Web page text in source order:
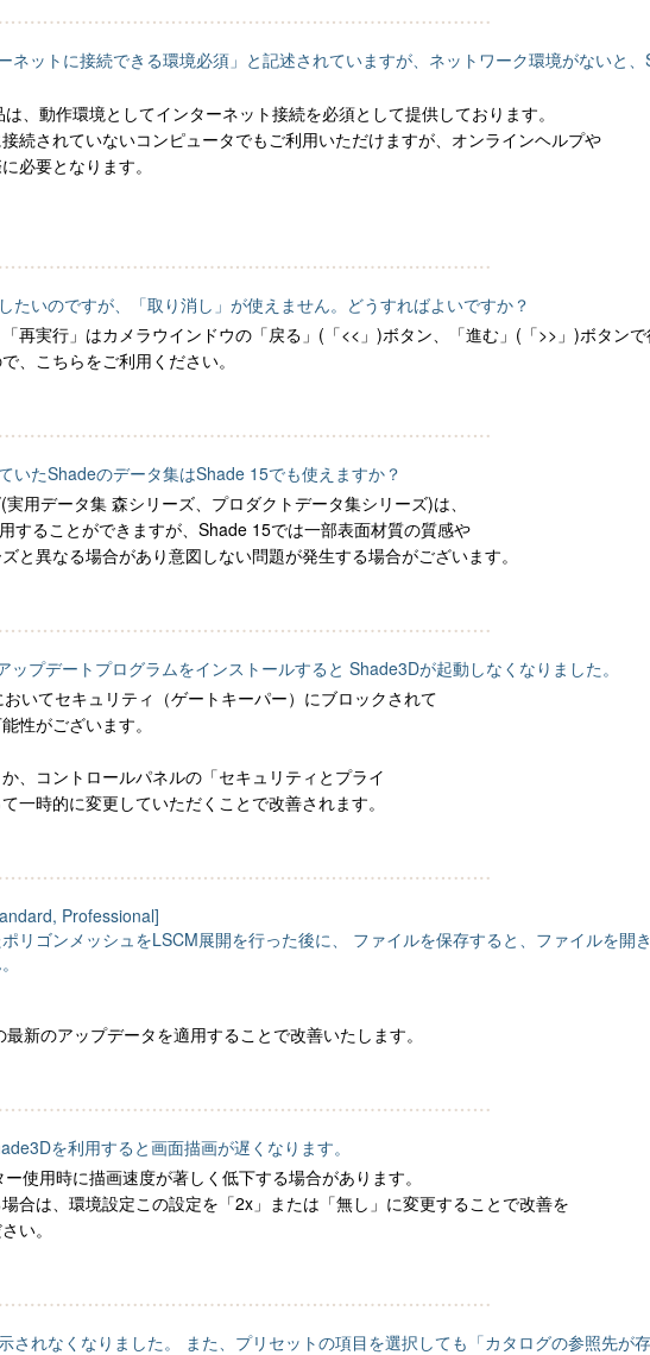
ネットに接続できる環境必須」と記述されていますが、ネットワーク環境がないと
、動作環境としてインターネット接続を必須として提供しております。
続されていないコンピュータでもご利用いただけますが、オンラインヘルプや
必要となります。
たいのですが、「取り消し」が使えません。どうすればよいですか？
再実行」はカメラウインドウの「戻る」(「<<」)ボタン、「進む」(「>>」)ボタン
、こちらをご利用ください。
いたShadeのデータ集はShade 15でも使えますか？
用データ集 森シリーズ、プロダクトデータ集シリーズ)は、
することができますが、Shade 15では一部表面材質の質感や
と異なる場合があり意図しない問題が発生する場合がございます。
プデートプログラムをインストールすると Shade3Dが起動しなくなりました。
いてセキュリティ（ゲートキーパー）にブロックされて
性がございます。
、コントロールパネルの「セキュリティとプライ
一時的に変更していただくことで改善されます。
Professional]
リゴンメッシュをLSCM展開を行った後に、 ファイルを保存すると、ファイルを開
新のアップデータを適用することで改善いたします。
を利用すると画面描画が遅くなります。
使用時に描画速度が著しく低下する場合があります。
合は、環境設定この設定を「2x」または「無し」に変更することで改善を
い。
されなくなりました。 また、プリセットの項目を選択しても「カタログの参照先が